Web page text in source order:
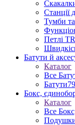
Станції
Тумби
Петлі
Батути й
Каталог
Все
Батути
Бокс,
Каталог
Все